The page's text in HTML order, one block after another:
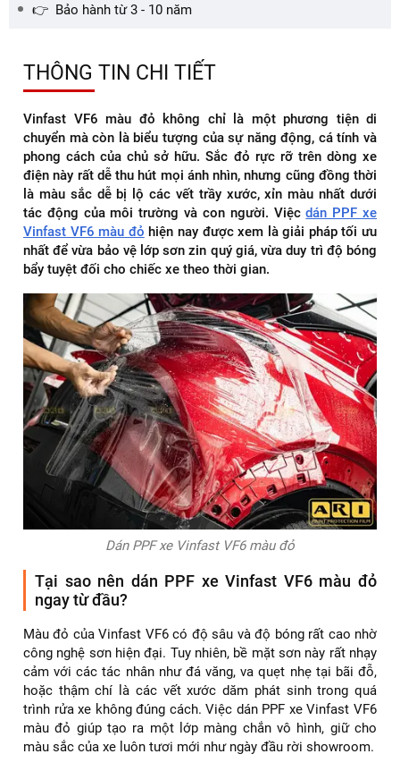
👉 Bảo hành từ 3 - 10 năm
THÔNG TIN CHI TIẾT
Vinfast VF6 màu đỏ không chỉ là một phương tiện di
chuyển mà còn là biểu tượng của sự năng động, cá tính và
phong cách của chủ sở hữu. Sắc đỏ rực rỡ trên dòng xe
điện này rất dễ thu hút mọi ánh nhìn, nhưng cũng đồng thời
là màu sắc dễ bị lộ các vết trầy xước, xỉn màu nhất dưới
tác động của môi trường và con người. Việcdán PPF xe
Vinfast VF6 màu đỏ hiện nay được xem là giải pháp tối ưu
nhất để vừa bảo vệ lớp sơn zin quý giá, vừa duy trì độ bóng
bẩy tuyệt đối cho chiếc xe theo thời gian.
Dán PPF xe Vinfast VF6 màu đỏ
Tại sao nên dán PPF xe Vinfast VF6 màu đỏ
ngay từ đầu?
Màu đỏ của Vinfast VF6 có độ sâu và độ bóng rất cao nhờ
công nghệ sơn hiện đại. Tuy nhiên, bề mặt sơn này rất nhạy
cảm với các tác nhân như đá văng, va quẹt nhẹ tại bãi đỗ,
hoặc thậm chí là các vết xước dăm phát sinh trong quá
trình rửa xe không đúng cách. Việc dán PPF xe Vinfast VF6
màu đỏ giúp tạo ra một lớp màng chắn vô hình, giữ cho
màu sắc của xe luôn tươi mới như ngày đầu rời showroom.